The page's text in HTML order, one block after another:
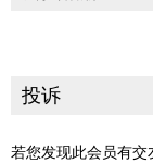
投诉
若您发现此会员有